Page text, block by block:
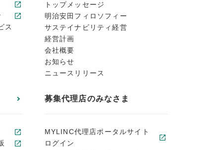
ス
トップメッセージ
明治安田フィロソフィー
サステイナビリティ経営
経営計画
会社概要
お知らせ
ニュースリリース
募集代理店のみなさま
MYLINC代理店ポータルサイト
ログイン